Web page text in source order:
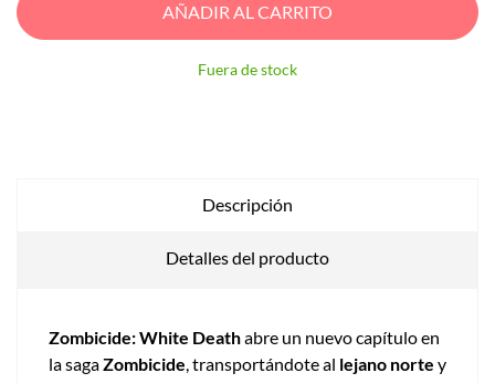
AÑADIR AL CARRITO
Fuera de stock
Descripción
Detalles del producto
Zombicide: White Deathabre un nuevo capítulo en
la sagaZombicide, transportándote al lejano norte y